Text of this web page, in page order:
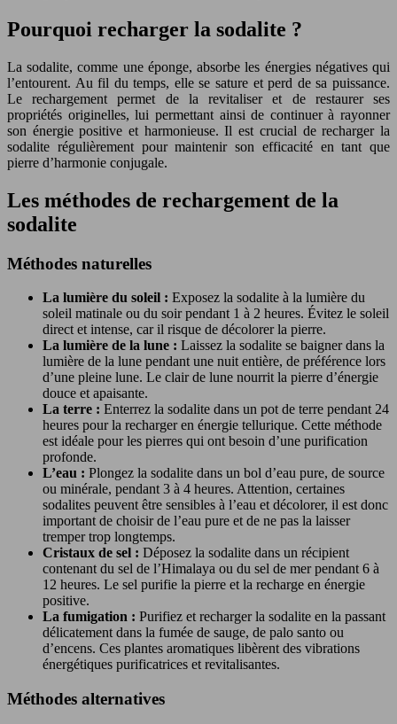
Pourquoi recharger la sodalite ?
La sodalite, comme une éponge, absorbe les énergies négatives qui
l’entourent. Au fil du temps, elle se sature et perd de sa puissance.
Le rechargement permet de la revitaliser et de restaurer ses
propriétés originelles, lui permettant ainsi de continuer à rayonner
son énergie positive et harmonieuse. Il est crucial de recharger la
sodalite régulièrement pour maintenir son efficacité en tant que
pierre d’harmonie conjugale.
Les méthodes de rechargement de la
sodalite
Méthodes naturelles
La lumière du soleil : Exposez la sodalite à la lumière du
soleil matinale ou du soir pendant 1 à 2 heures. Évitez le soleil
direct et intense, car il risque de décolorer la pierre.
La lumière de la lune : Laissez la sodalite se baigner dans la
lumière de la lune pendant une nuit entière, de préférence lors
d’une pleine lune. Le clair de lune nourrit la pierre d’énergie
douce et apaisante.
La terre : Enterrez la sodalite dans un pot de terre pendant 24
heures pour la recharger en énergie tellurique. Cette méthode
est idéale pour les pierres qui ont besoin d’une purification
profonde.
L’eau : Plongez la sodalite dans un bol d’eau pure, de source
ou minérale, pendant 3 à 4 heures. Attention, certaines
sodalites peuvent être sensibles à l’eau et décolorer, il est donc
important de choisir de l’eau pure et de ne pas la laisser
tremper trop longtemps.
Cristaux de sel : Déposez la sodalite dans un récipient
contenant du sel de l’Himalaya ou du sel de mer pendant 6 à
12 heures. Le sel purifie la pierre et la recharge en énergie
positive.
La fumigation : Purifiez et recharger la sodalite en la passant
délicatement dans la fumée de sauge, de palo santo ou
d’encens. Ces plantes aromatiques libèrent des vibrations
énergétiques purificatrices et revitalisantes.
Méthodes alternatives